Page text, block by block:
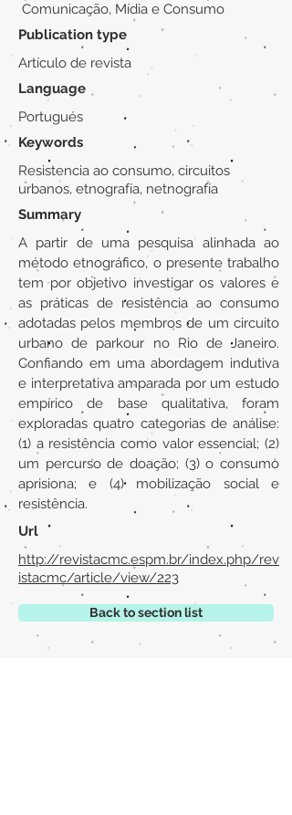
Comunicação, Mídia e Consumo
Publication type
Artículo de revista
Language
Portugués
Keywords
Resistencia ao consumo, circuitos
urbanos, etnografía, netnografía
Summary
A partir de uma pesquisa alinhada ao
método etnográfico, o presente trabalho
tem por objetivo investigar os valores e
as práticas de resistência ao consumo
adotadas pelos membros de um circuito
urbano de parkour no Rio de Janeiro.
Confiando em uma abordagem indutiva
e interpretativa amparada por um estudo
empírico de base qualitativa, foram
exploradas quatro categorias de análise:
(1) a resistência como valor essencial; (2)
um percurso de doação; (3) o consumo
aprisiona; e (4) mobilização social e
resistência.
Url
http://revistacmc.espm.br/index.php/rev
istacmc/article/view/223
Back to section list